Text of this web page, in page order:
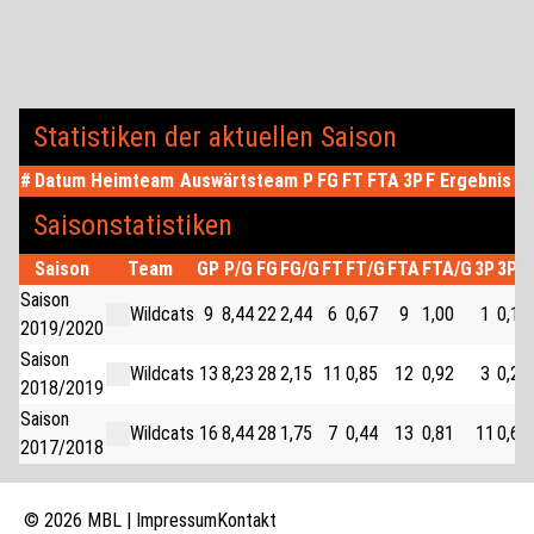
Statistiken der aktuellen Saison
# Datum Heimteam Auswärtsteam P FG FT FTA 3PF Ergebnis
Saisonstatistiken
Saison Team GP P/G FG FG/G FT FT/G FTA FTA/G 3P3P/G
Saison
2019/2020
Wildcats 9 8,4422 2,44 6 0,67 9 1,00 1 0,11
Saison
2018/2019
Wildcats 13 8,23 28 2,15 11 0,85 12 0,92 3 0,23
Saison
2017/2018
Wildcats 16 8,4428 1,75 7 0,44 13 0,81 11 0,69
© 2026 MBL | ImpressumKontakt